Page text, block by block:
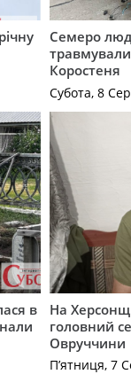
Семеро
Коростеня
Субота, 8
в
На
головний
Овруччини
П’ятниця, 7